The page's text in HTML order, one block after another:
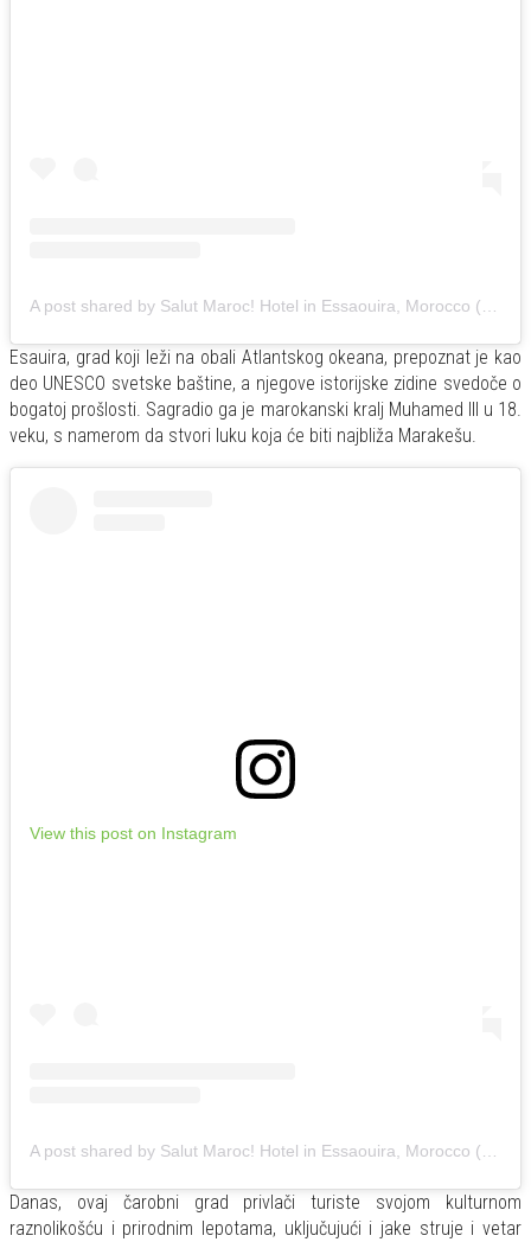
Esauira, grad koji leži na obali Atlantskog okeana, prepoznat je kao
deo UNESCO svetske baštine, a njegove istorijske zidine svedoče o
bogatoj prošlosti. Sagradio ga je marokanski kralj Muhamed III u 18.
veku, s namerom da stvori luku koja će biti najbliža Marakešu.
View this post on Instagram
A post shared by Salut Maroc! Hotel in Essaouira, Morocco (@salutmaroc)
Danas, ovaj čarobni grad privlači turiste svojom kulturnom
raznolikošću i prirodnim lepotama, uključujući i jake struje i vetar